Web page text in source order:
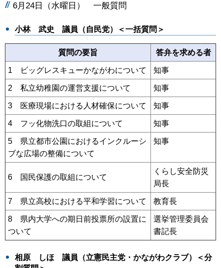
6月24日（水曜日） 一般質問
小林 武史 議員（自民党）＜一括質問＞
質問の要旨 答弁を求める者
1 ビッグレスキューかながわについて 知事
2 私立幼稚園の運営支援について 知事
3 医療現場における人材確保について 知事
4 フッ化物洗口の取組について 知事
5 県立都市公園におけるインクルーシ
ブな広場の整備について
知事
6 国民保護の取組について
くらし安全防災
局長
7 県立高校における平和学習について 教育長
8 県内大学への期日前投票所の設置に
ついて
選挙管理委員会
書記長
相原 しほ 議員（立憲民主党・かながわクラブ）＜分